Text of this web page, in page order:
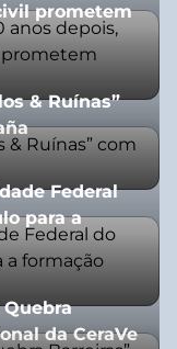
prometem
& Ruínas”
Federal
para a
da CeraVe